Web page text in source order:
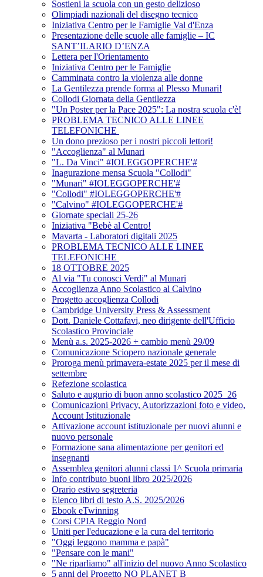
Sostieni la scuola con un gesto delizioso
Olimpiadi nazionali del disegno tecnico
Iniziativa Centro per le Famiglie Val d'Enza
Presentazione delle scuole alle famiglie – IC
SANT’ILARIO D’ENZA
Lettera per l'Orientamento
Iniziativa Centro per le Famiglie
Camminata contro la violenza alle donne
La Gentilezza prende forma al Plesso Munari!
Collodi Giornata della Gentilezza
"Un Poster per la Pace 2025": La nostra scuola c'è!
PROBLEMA TECNICO ALLE LINEE
TELEFONICHE
Un dono prezioso per i nostri piccoli lettori!
"Accoglienza" al Munari
"L. Da Vinci" #IOLEGGOPERCHE'#
Inagurazione mensa Scuola "Collodi"
"Munari" #IOLEGGOPERCHE'#
"Collodi" #IOLEGGOPERCHE'#
"Calvino" #IOLEGGOPERCHE'#
Giornate speciali 25-26
Iniziativa "Bebè al Centro!
Mavarta - Laboratori digitali 2025
PROBLEMA TECNICO ALLE LINEE
TELEFONICHE
18 OTTOBRE 2025
Al via "Tu conosci Verdi" al Munari
Accoglienza Anno Scolastico al Calvino
Progetto accoglienza Collodi
Cambridge University Press & Assessment
Dott. Daniele Cottafavi, neo dirigente dell'Ufficio
Scolastico Provinciale
Menù a.s. 2025-2026 + cambio menù 29/09
Comunicazione Sciopero nazionale generale
Proroga menù primavera-estate 2025 per il mese di
settembre
Refezione scolastica
Saluto e augurio di buon anno scolastico 2025_26
Comunicazioni Privacy, Autorizzazioni foto e video,
Account Istituzionale
Attivazione account istituzionale per nuovi alunni e
nuovo personale
Formazione sana alimentazione per genitori ed
insegnanti
Assemblea genitori alunni classi 1^ Scuola primaria
Info contributo buoni libro 2025/2026
Orario estivo segreteria
Elenco libri di testo A.S. 2025/2026
Ebook eTwinning
Corsi CPIA Reggio Nord
Uniti per l'educazione e la cura del territorio
"Oggi leggono mamma e papà"
"Pensare con le mani"
"Ne riparliamo" all'inizio del nuovo Anno Scolastico
5 anni del Progetto NO PLANET B